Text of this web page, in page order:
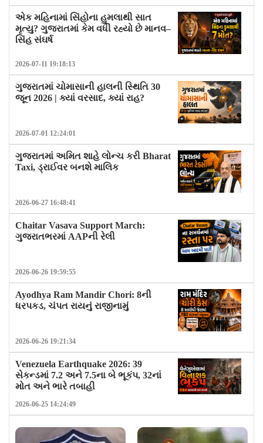
એક મહિનામાં સિંહોના હુમલાથી સાત
મૃત્યુ? ગુજરાતમાં કેમ વધી રહ્યો છે માનવ–
સિંહ સંઘર્ષ
2026-07-11 19:18:13
ગુજરાતમાં ચોમાસાની હાલની સ્થિતિ 30
જૂન 2026 | ક્યાં વરસાદ, ક્યાં રાહ?
2026-07-01 12:24:01
ગુજરાતમાં અમિત શાહે લોન્ચ કરી Bharat
Taxi, ડ્રાઈવર બનશે માલિક
2026-06-27 16:48:41
Chaitar Vasava Support March:
ગુજરાતભરમાં AAPની રેલી
2026-06-26 19:59:55
Ayodhya Ram Mandir Chori: 8ની
ધરપકડ, ચંપત રાયનું રાજીનામું
2026-06-26 19:21:34
Venezuela Earthquake 2026: 39
સેકન્ડમાં 7.2 અને 7.5ના બે ભૂકંપ, 32નાં
મોત અને ભારે તબાહી
2026-06-25 14:24:49